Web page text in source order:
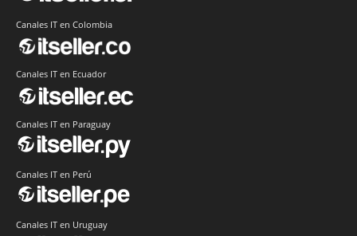
Canales IT en Colombia
Canales IT en Ecuador
Canales IT en Paraguay
Canales IT en Perú
Canales IT en Uruguay